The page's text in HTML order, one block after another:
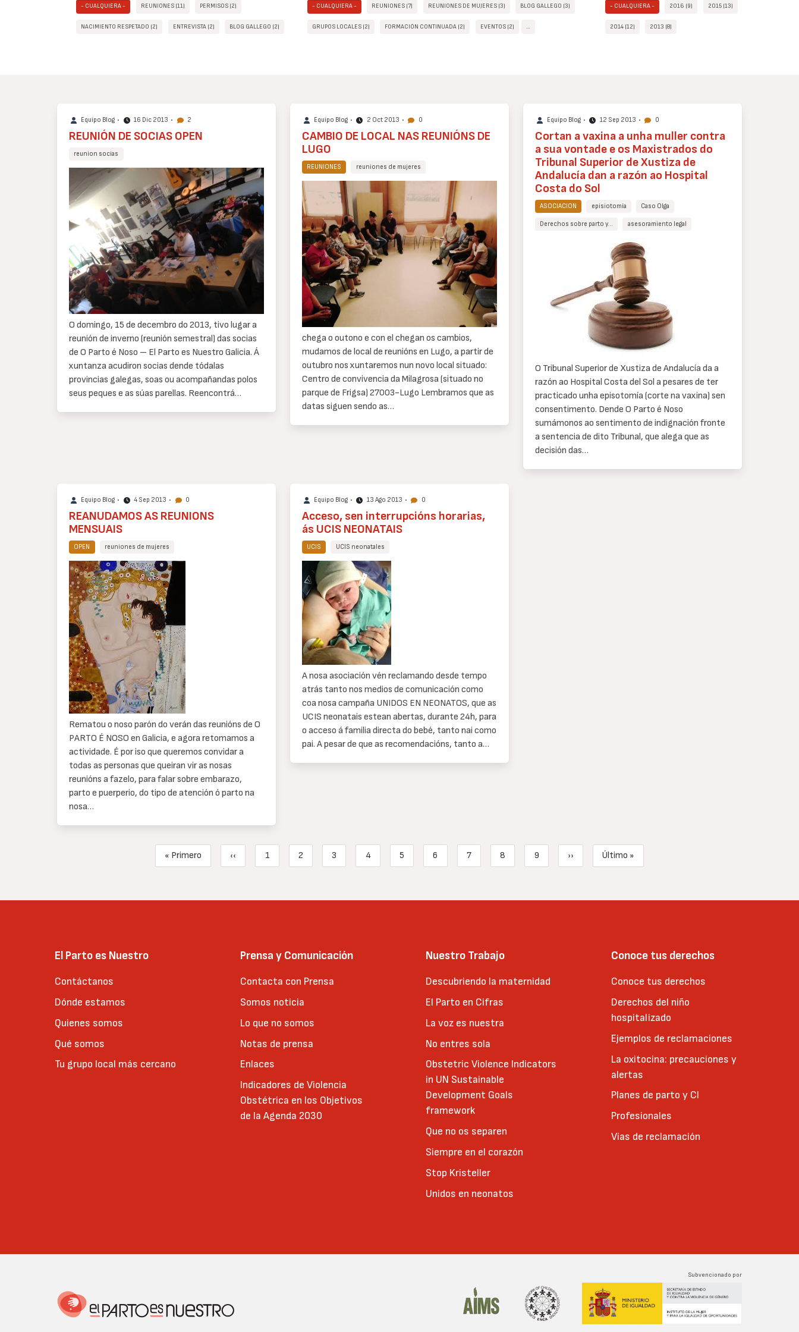
- CUALQUIERA - REUNIONES (11) PERMISOS (2)
NACIMIENTO RESPETADO (2) ENTREVISTA (2) BLOG GALLEGO (2)
- CUALQUIERA - REUNIONES (7) REUNIONES DE MUJERES (3) BLOG GALLEGO (3)
GRUPOS LOCALES (2) FORMACIÓN CONTINUADA (2) EVENTOS (2) …
- CUALQUIERA - 2016 (9) 2015 (13)
2014 (12) 2013 (8)
Equipo Blog • 16 Dic 2013 • 2
REUNIÓN DE SOCIAS OPEN
reunion socias
Cuerpo
de
texto
O domingo, 15 de decembro do 2013, tivo lugar a
reunión de inverno (reunión semestral) das socias
de O Parto é Noso – El Parto es Nuestro Galicia. Á
xuntanza acudiron socias dende tódalas
provincias galegas, soas ou acompañandas polos
seus peques e as súas parellas. Reencontrá…
Equipo Blog• 2 Oct 2013 • 0
CAMBIO DE LOCAL NAS REUNIÓNS DE
LUGO
REUNIONES reuniones de mujeres
Cuerpo
de
texto
chega o outono e con el chegan os cambios,
mudamos de local de reunións en Lugo, a partir de
outubro nos xuntaremos nun novo local situado:
Centro de convivencia da Milagrosa(situado no
parque de Frigsa) 27003-Lugo Lembramos que as
datas siguen sendo as…
Equipo Blog• 12 Sep 2013 • 0
Cortan a vaxina a unha muller contra
a sua vontade e os Maxistrados do
Tribunal Superior de Xustiza de
Andalucía dan a razón ao Hospital
Costa do Sol
ASOCIACION episiotomía Caso Olga
Derechos sobre parto y… asesoramiento legal
O Tribunal Superior de Xustiza de Andalucía da a
razón ao Hospital Costa del Sol a pesares de ter
practicado unha episotomía (corte na vaxina) sen
consentimento. Dende O Parto é Noso
sumámonos ao sentimento de indignación fronte
a sentencia de dito Tribunal, que alega que as
decisión das…
Equipo Blog • 4 Sep 2013 • 0
REANUDAMOS AS REUNIONS
MENSUAIS
OPEN reuniones de mujeres
Cuerpo
de
texto
Rematou o noso parón do verán das reunións de O
PARTO É NOSO en Galicia, e agora retomamos a
actividade. É por iso que queremos convidar a
todas as personas que queiran vir as nosas
reunións a fazelo, para falar sobre embarazo,
parto e puerperio, do tipo de atención ó parto na
nosa…
Equipo Blog• 13 Ago 2013 • 0
Acceso, sen interrupcións horarias,
ás UCIS NEONATAIS
UCIS UCIS neonatales
Cuerpo
de
texto
A nosa asociación vén reclamando desde tempo
atrás tanto nos medios de comunicación como
coa nosa campaña UNIDOS EN NEONATOS, que as
UCIS neonatais estean abertas, durante 24h, para
o acceso á familia directa do bebé, tanto nai como
pai. A pesar de que as recomendacións, tanto a…
Primera página
« Primero
Página anterior
‹‹
Page
1
Page
2
Page
3
Page
4
Page
5
Page
6
Page
7
Página actual
8
Page
9
Siguiente página
››
Última página
Último »
El Parto es Nuestro
Contáctanos
Dónde estamos
Quienes somos
Qué somos
Tu grupo local más cercano
Prensa y Comunicación
Contacta con Prensa
Somos noticia
Lo que no somos
Notas de prensa
Enlaces
Indicadores de Violencia
Obstétrica en los Objetivos
de la Agenda 2030
Nuestro Trabajo
Descubriendo la maternidad
El Parto en Cifras
La voz es nuestra
No entres sola
Obstetric Violence Indicators
in UN Sustainable
Development Goals
framework
Que no os separen
Siempre en el corazón
Stop Kristeller
Unidos en neonatos
Conoce tus derechos
Conoce tus derechos
Derechos del niño
hospitalizado
Ejemplos de reclamaciones
La oxitocina: precauciones y
alertas
Planes de parto y CI
Profesionales
Vías de reclamación
Subvencionado por